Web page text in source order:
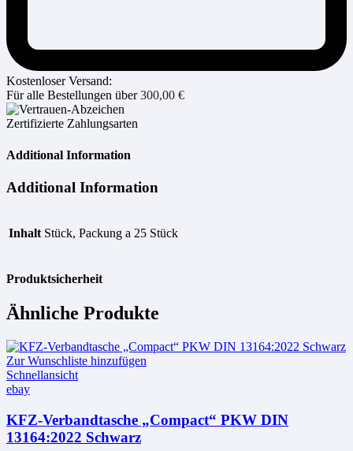
Kostenloser Versand:
Für alle Bestellungen über300,00 €
Zertifizierte Zahlungsarten
Additional Information
Additional Information
Inhalt Stück, Packung a 25 Stück
Produktsicherheit
Ähnliche Produkte
Zur Wunschliste hinzufügen
Schnellansicht
ebay
KFZ-Verbandtasche „Compact“ PKW DIN
13164:2022 Schwarz